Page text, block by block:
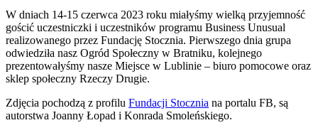
W dniach 14-15 czerwca 2023 roku miałyśmy wielką przyjemność
gościć uczestniczki i uczestników programu Business Unusual
realizowanego przez Fundację Stocznia. Pierwszego dnia grupa
odwiedziła nasz Ogród Społeczny w Bratniku, kolejnego
prezentowałyśmy nasze Miejsce w Lublinie – biuro pomocowe oraz
sklep społeczny Rzeczy Drugie.
Zdjęcia pochodzą z profilu Fundacji Stocznia na portalu FB, są
autorstwa Joanny Łopad i Konrada Smoleńskiego.